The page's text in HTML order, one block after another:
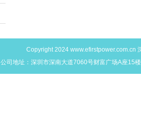
Copyright 2024 www.efirstpower.com.cn
公司地址：深圳市深南大道7060号财富广场A座15